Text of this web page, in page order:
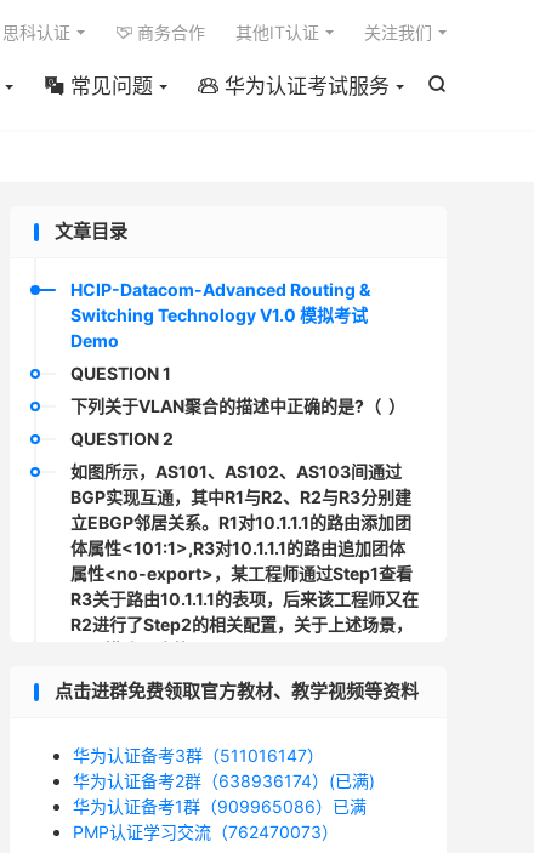

 常见问题  华为认证考试服务
思科认证  商务合作 其他IT认证 关注我们
文章目录
HCIP-Datacom-Advanced Routing &
Switching Technology V1.0 模拟考试
Demo
QUESTION 1
下列关于VLAN聚合的描述中正确的是?（ ）
QUESTION 2
如图所示，AS101、AS102、AS103间通过
BGP实现互通，其中R1与R2、R2与R3分别建
立EBGP邻居关系。R1对10.1.1.1的路由添加团
体属性<101:1>,R3对10.1.1.1的路由追加团体
属性<no-export>，某工程师通过Step1查看
R3关于路由10.1.1.1的表项，后来该工程师又在
R2进行了Step2的相关配置，关于上述场景，
QUESTION 3
QUESTION 4
为了保证以太交换网络的安全，可以使用下列
哪些技术?( )多选
点击进群免费领取官方教材、教学视频等资料
华为认证备考3群（511016147）
华为认证备考2群（638936174）(已满)
华为认证备考1群（909965086）已满
PMP认证学习交流（762470073）